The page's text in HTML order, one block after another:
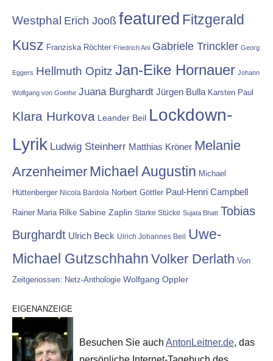
Westphal Erich Jooß featured Fitzgerald
Kusz Franziska Röchter Friedrich Ani Gabriele Trinckler Georg
Eggers Hellmuth Opitz Jan-Eike Hornauer Johann
Wolfgang von Goethe Juana Burghardt Jürgen Bulla Karsten Paul
Klara Hurkova Leander Beil Lockdown-
Lyrik Ludwig Steinherr Matthias Kröner Melanie
Arzenheimer Michael Augustin Michael
Hüttenberger Nicola Bardola Norbert Göttler Paul-Henri Campbell
Rainer Maria Rilke Sabine Zaplin Starke Stücke Sujata Bhatt Tobias
Burghardt Ulrich Beck Ulrich Johannes Beil Uwe-
Michael Gutzschhahn Volker Derlath Von
Zeitgenossen: Netz-Anthologie Wolfgang Oppler
EIGENANZEIGE
Besuchen Sie auch AntonLeitner.de, das